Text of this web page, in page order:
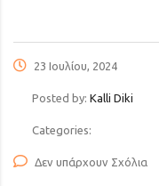
23 Ιουλίου, 2024
Posted by: Kalli Diki
Categories:
Δεν υπάρχουν Σχόλια